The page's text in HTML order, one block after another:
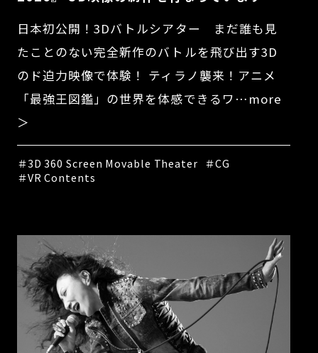
日本初公開！3Dバトルシアター まだ誰も見
たことのない完全新作のバトルを飛び出す3D
のド迫力映像で体験！ ティラノ襲来！アニメ
「最強王図鑑」の世界を体感できるワ…more
＞
＃3D 360 Screen Movable Theater ＃CG
＃VR Contents